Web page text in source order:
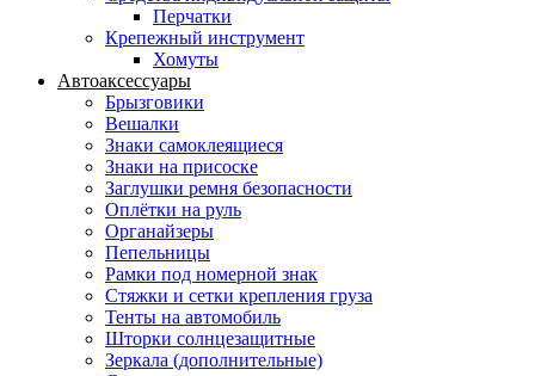
Перчатки
Крепежный инструмент
Хомуты
Автоаксессуары
Брызговики
Вешалки
Знаки самоклеящиеся
Знаки на присоске
Заглушки ремня безопасности
Оплётки на руль
Органайзеры
Пепельницы
Рамки под номерной знак
Стяжки и сетки крепления груза
Тенты на автомобиль
Шторки солнцезащитные
Зеркала (дополнительные)